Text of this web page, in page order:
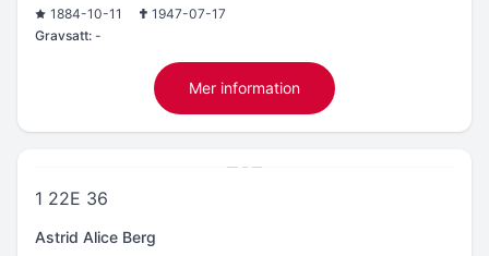
1884-10-11
1947-07-17
Gravsatt: -
Mer information
1 22E 36
Astrid Alice Berg